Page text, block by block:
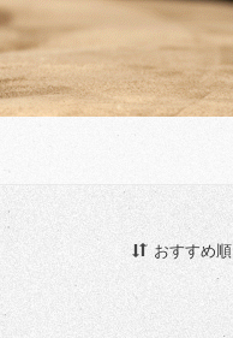
おすすめ順